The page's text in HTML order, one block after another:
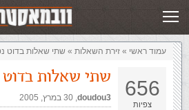
זירת השאלות
עמוד ראשי » ‏זירת השאלות‏ » שתי שאלות בדוט
656
צפיות
שתי שאלות
doudou3
,‏ 30 במרץ, 2005